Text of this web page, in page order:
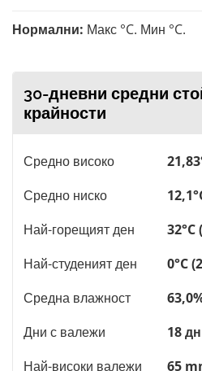
Нормални: Макс °C. Мин °C.
30-дневни средни
крайности
Средно високо
Средно ниско
Най-горещият ден
Най-студеният ден
0°C
Средна влажност
Дни с валежи
18
Най-високи валежи
65